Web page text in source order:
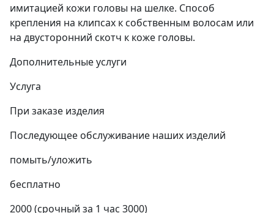
имитацией кожи головы на шелке. Способ
крепления на клипсах к собственным волосам или
на двусторонний скотч к коже головы.
Дополнительные услуги
Услуга
При заказе изделия
Последующее обслуживание наших изделий
помыть/уложить
бесплатно
2000 (срочный за 1 час 3000)